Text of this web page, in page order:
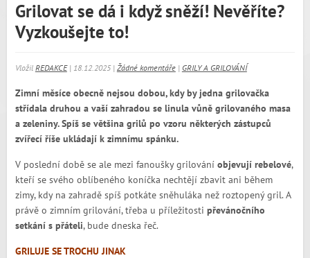
Grilovat se dá i když sněží! Nevěříte?
Vyzkoušejte to!
Vložil REDAKCE| 18.12.2025 | Žádné komentáře| GRILY A GRILOVÁNÍ
Zimní měsíce obecně nejsou dobou, kdy by jedna grilovačka
střídala druhou a vaší zahradou se linula vůně grilovaného masa
a zeleniny. Spíš se většina grilů po vzoru některých zástupců
zvířecí říše ukládají k zimnímu spánku.
V poslední době se ale mezi fanoušky grilování objevují rebelové,
kteří se svého oblíbeného koníčka nechtějí zbavit ani během
zimy, kdy na zahradě spíš potkáte sněhuláka než roztopený gril. A
právě o zimním grilování, třeba u příležitosti převánočního
setkání s přáteli, bude dneska řeč.
GRILUJE SE TROCHU JINAK